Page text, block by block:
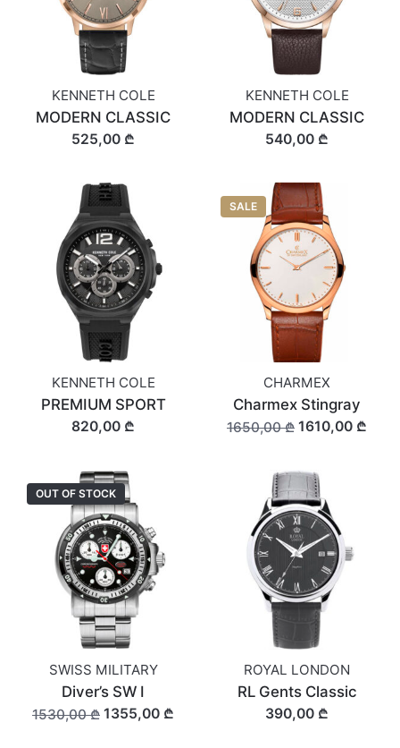
KENNETH COLE
MODERN CLASSIC
525,00 ₾
KENNETH COLE
MODERN CLASSIC
540,00 ₾
KENNETH COLE
PREMIUM SPORT
820,00 ₾
SALE
CHARMEX
Charmex Stingray
1650,00 ₾ 1610,00 ₾
OUT OF STOCK
SWISS MILITARY
Diver’s SW I
1530,00 ₾ 1355,00 ₾
ROYAL LONDON
RL Gents Classic
390,00 ₾